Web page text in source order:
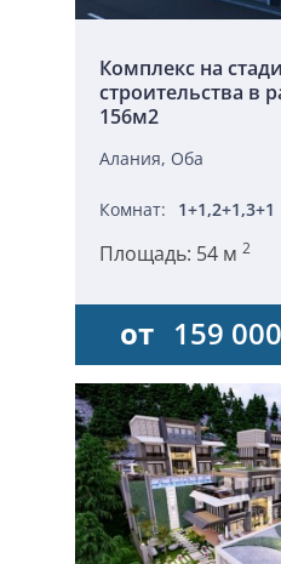
Комплекс на
строительства в
156м2
Алания, Оба
Комнат: 1+1,2+1,3+1
Площадь: 54 м 2
от 159 000